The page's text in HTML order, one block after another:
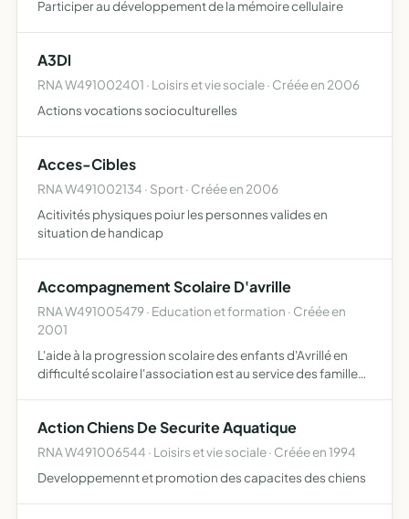
Participer au développement de la mémoire cellulaire
A3Dl
RNA W491002401 · Loisirs et vie sociale · Créée en 2006
Actions vocations socioculturelles
Acces-Cibles
RNA W491002134 · Sport · Créée en 2006
Acitivités physiques poiur les personnes valides en
situation de handicap
Accompagnement Scolaire D'avrille
RNA W491005479 · Education et formation · Créée en
2001
L'aide à la progression scolaire des enfants d'Avrillé en
difficulté scolaire l'association est au service des familles
Action Chiens De Securite Aquatique
RNA W491006544 · Loisirs et vie sociale · Créée en 1994
Developpemennt et promotion des capacites des chiens